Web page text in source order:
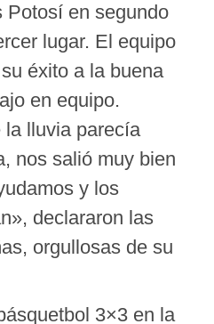
Potosí en segundo
lugar. El equipo
éxito a la buena
en equipo.
la lluvia parecía
nos salió muy bien
y los
declararon las
orgullosas de su
3×3 en la